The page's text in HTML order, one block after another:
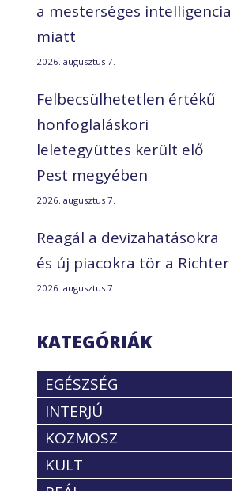
a mesterséges intelligencia
miatt
2026. augusztus 7.
Felbecsülhetetlen értékű
honfoglaláskori
leletegyüttes került elő
Pest megyében
2026. augusztus 7.
Reagál a devizahatásokra
és új piacokra tör a Richter
2026. augusztus 7.
KATEGÓRIÁK
EGÉSZSÉG
INTERJÚ
KOZMOSZ
KULT